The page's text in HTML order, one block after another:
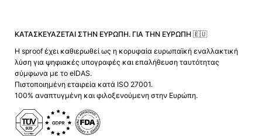
ΚΑΤΑΣΚΕΥΆΖΕΤΑΙ ΣΤΗΝ ΕΥΡΏΠΗ. ΓΙΑ ΤΗΝ ΕΥΡΏΠΗ 🇪🇺
Η sproof έχει καθιερωθεί ως η κορυφαία ευρωπαϊκή εναλλακτική
λύση για ψηφιακές υπογραφές και επαλήθευση ταυτότητας
σύμφωνα με το eIDAS.
Πιστοποιημένη εταιρεία κατά ISO 27001.
100% αναπτυγμένη και φιλοξενούμενη στην Ευρώπη.